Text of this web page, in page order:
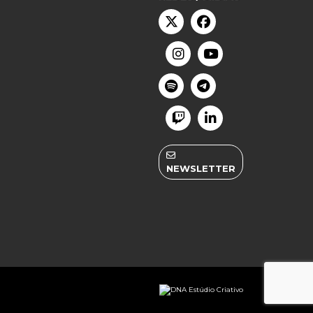
NEWSLETTER